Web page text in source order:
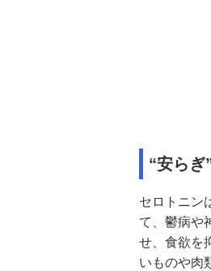
“安らぎ
セロトニン
て、鬱病や
せ、食欲を
いものや肉